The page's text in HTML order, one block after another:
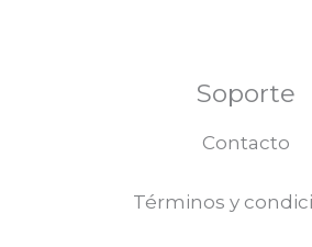
Soporte
Contacto
Términos y